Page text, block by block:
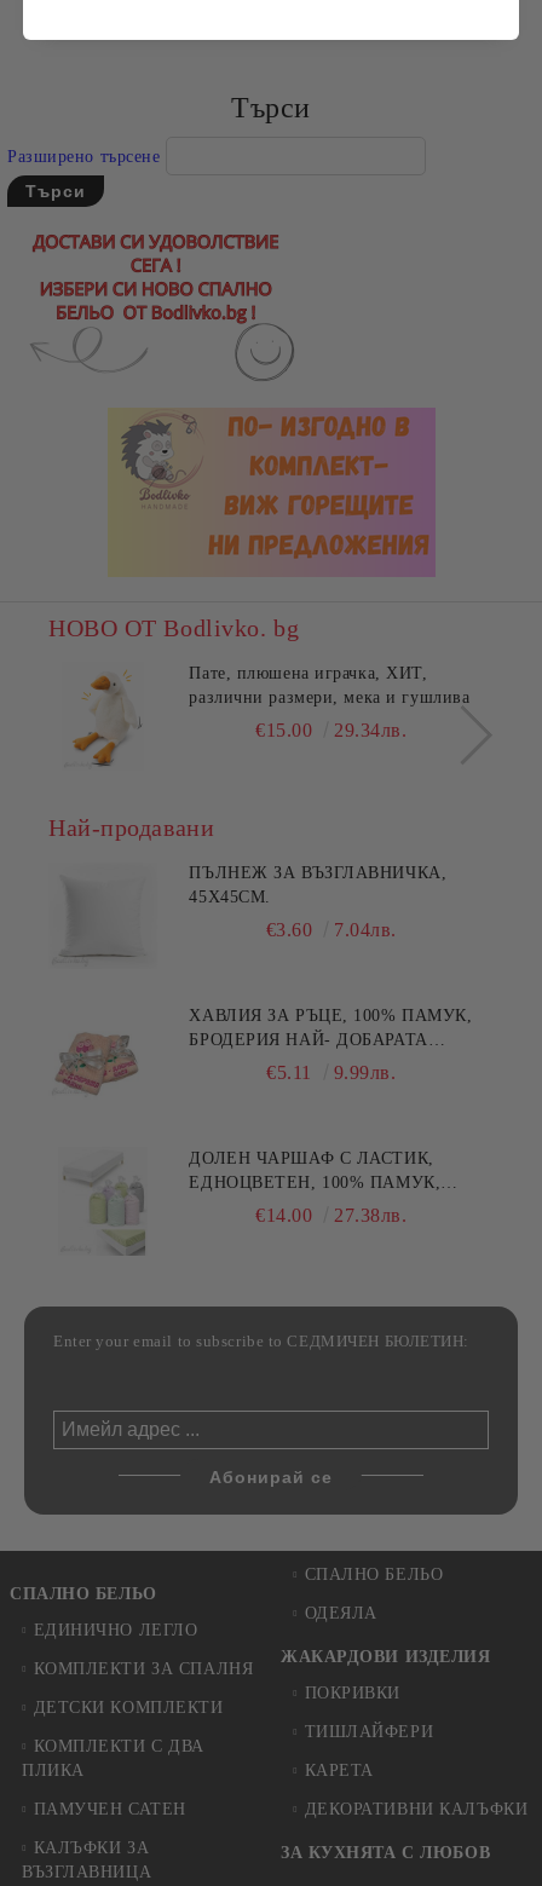
Търси
Разширено търсене
НОВО ОТ Bodlivko. bg
Пате, плюшена играчка, ХИТ,
различни размери, мека и гушлива
€15.00 29.34лв.
Най-продавани
ПЪЛНЕЖ ЗА ВЪЗГЛАВНИЧКА,
45X45СМ.
€3.60 7.04лв.
ХАВЛИЯ ЗА РЪЦЕ, 100% ПАМУК,
БРОДЕРИЯ НАЙ- ДОБАРАТА
МАЙКА/БАБА , РАЗМЕР:
€5.11 9.99лв.
ДОЛЕН ЧАРШАФ С ЛАСТИК,
ЕДНОЦВЕТЕН, 100% ПАМУК,
РАЗЛИЧНИ РАЗМЕРИ
€14.00 27.38лв.
Enter your email to subscribe to СЕДМИЧЕН БЮЛЕТИН:
СПАЛНО БЕЛЬО
ЕДИНИЧНО ЛЕГЛО
КОМПЛЕКТИ ЗА СПАЛНЯ
ДЕТСКИ КОМПЛЕКТИ
КОМПЛЕКТИ С ДВА
ПЛИКА
ПАМУЧЕН САТЕН
КАЛЪФКИ ЗА
ВЪЗГЛАВНИЦА
СПАЛНО БЕЛЬО
ОДЕЯЛА
ЖАКАРДОВИ ИЗДЕЛИЯ
ПОКРИВКИ
ТИШЛАЙФЕРИ
КАРЕТА
ДЕКОРАТИВНИ КАЛЪФКИ
ЗА КУХНЯТА С ЛЮБОВ